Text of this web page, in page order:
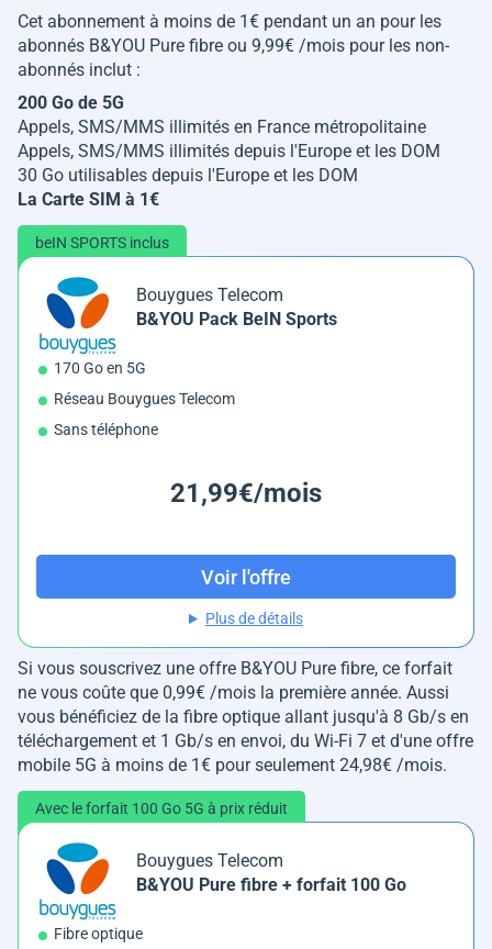
Cet abonnement à moins de 1€ pendant un an pour les
abonnés B&YOU Pure fibre ou 9,99€ /mois pour les non-
abonnés inclut :
200 Go de 5G
Appels, SMS/MMS illimités en France métropolitaine
Appels, SMS/MMS illimités depuis l'Europe et les DOM
30 Go utilisables depuis l'Europe et les DOM
La Carte SIM à 1€
beIN SPORTS inclus
Bouygues Telecom
B&YOU Pack BeIN Sports
170 Go en 5G
Réseau Bouygues Telecom
Sans téléphone
21,99€/mois
Voir l'offre
Plus de détails
Si vous souscrivez une offre B&YOU Pure fibre, ce forfait
ne vous coûte que 0,99€ /mois la première année. Aussi
vous bénéficiez de la fibre optique allant jusqu'à 8 Gb/s en
téléchargement et 1 Gb/s en envoi, du Wi-Fi 7 et d'une offre
mobile 5G à moins de 1€ pour seulement 24,98€ /mois.
Avec le forfait 100 Go 5G à prix réduit
Bouygues Telecom
B&YOU Pure fibre + forfait 100 Go
Fibre optique